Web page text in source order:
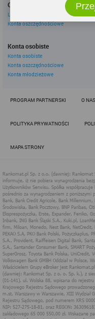
Oszczędzanie
Lokaty
Konta oszczędnościowe
Konta osobiste
Konta osobiste
Konta oszczędnościowe
Konta młodzieżowe
PROGRAM PARTNERSKI O NAS
POLITYKA PRYWATNOŚCI
MAPA STRONY
Zakres
określenia w
wprowadzenia zmian
być zapisywane w
Administratorem danych
spółka Rankomat.pl Sp.
k.) z siedzibą w
Możesz jako użytkownik
administratorem pod
obowiązującym prawem
dostosowanie usług,
Polityka
internetowych
o.o. (dawniej:
k.)
Rankomat.pl Sp. z o.o.
siedzibą w Warszawie
przedsiębiorców
przez Sąd Rejonowy
Wydział Gospodarczy
numerem KRS
oraz REGON:
na swoich stronach
Zasady
użytkownika w ramach
ze stron internetowych i